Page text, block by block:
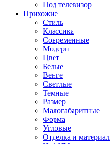
Под телевизор
Прихожие
Стиль
Классика
Современные
Модерн
Цвет
Белые
Венге
Светлые
Темные
Размер
Малогабаритные
Форма
Угловые
Отделка и материал